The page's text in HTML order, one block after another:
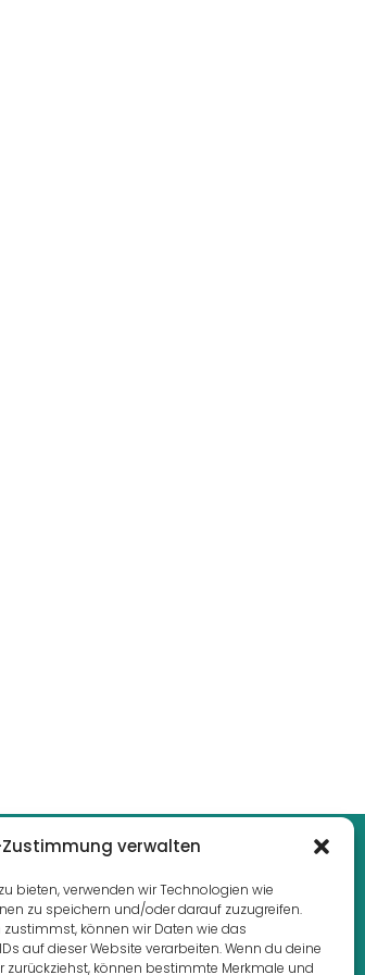
verwalten
bieten, verwenden wir Technologien wie
zu speichern und/oder darauf zuzugreifen.
können wir Daten wie das
auf dieser Website verarbeiten. Wenn du deine
können bestimmte Merkmale und